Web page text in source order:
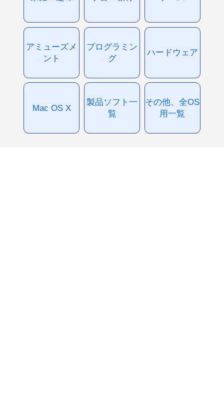
アミューズメ
ント
プログラミン
グ
ハードウェア
Mac OS X
製品ソフト一
覧
その他、全OS
用一覧